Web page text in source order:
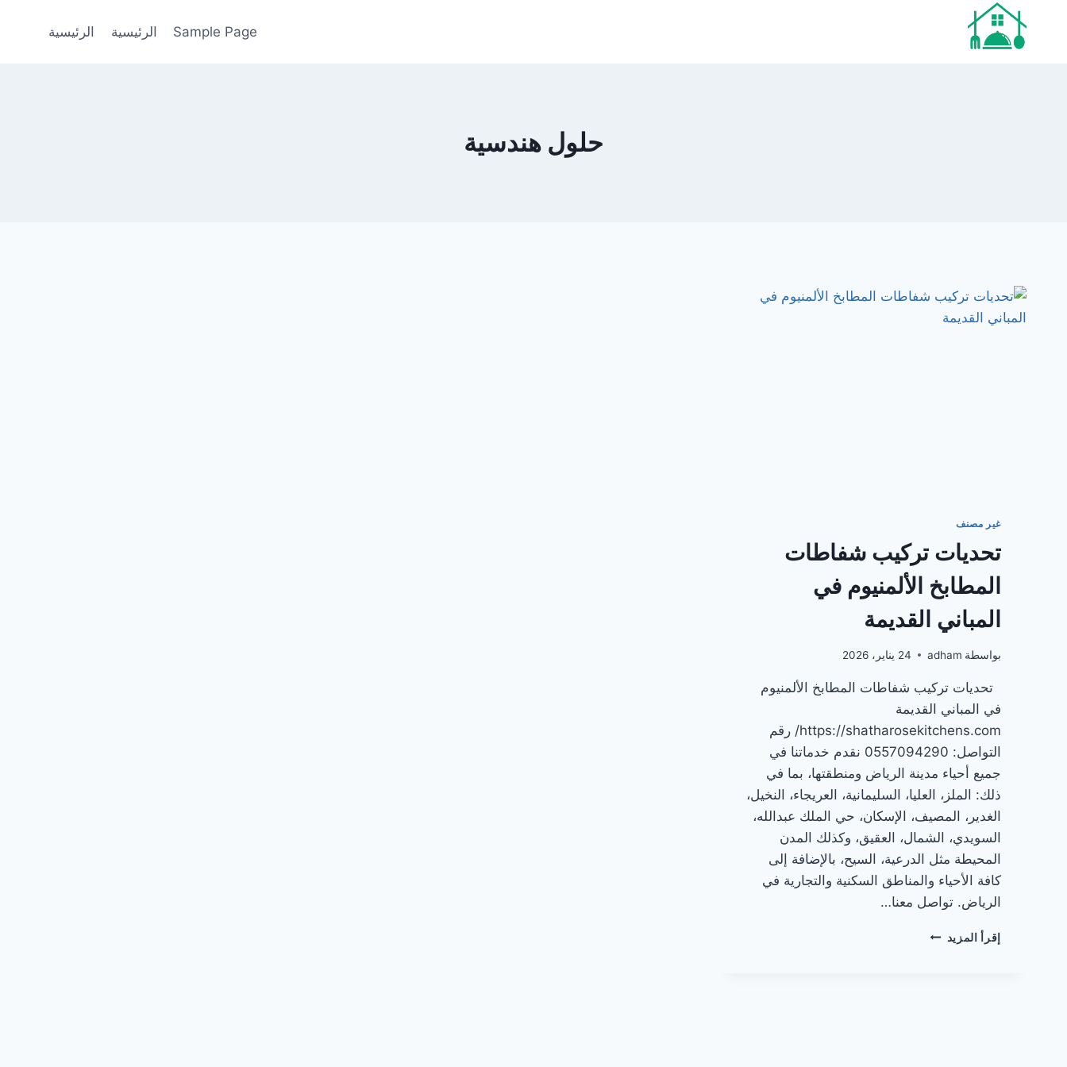
المحتوى
Sample Page الرئيسية الرئيسية
حلول هندسية
غير مصنف
تحديات تركيب شفاطات
المطابخ الألمنيوم في
المباني القديمة
بواسطة adham 24 يناير، 2026
تحديات تركيب شفاطات المطابخ الألمنيوم
في المباني القديمة
https://shatharosekitchens.com/ رقم
التواصل: 0557094290 نقدم خدماتنا في
جميع أحياء مدينة الرياض ومنطقتها، بما في
ذلك: الملز، العليا، السليمانية، العريجاء، النخيل،
الغدير، المصيف، الإسكان، حي الملك عبدالله،
السويدي، الشمال، العقيق، وكذلك المدن
المحيطة مثل الدرعية، السيح، بالإضافة إلى
كافة الأحياء والمناطق السكنية والتجارية في
الرياض. تواصل معنا…
إقرأ المزيد تحديات